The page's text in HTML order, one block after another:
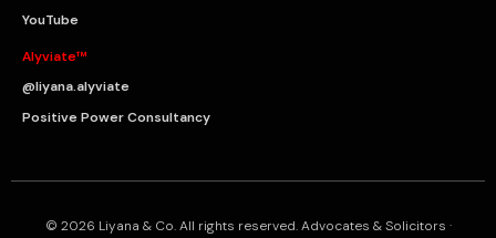
YouTube
Alyviate™
@liyana.alyviate
Positive Power Consultancy
© 2026 Liyana & Co. All rights reserved. Advocates & Solicitors ·